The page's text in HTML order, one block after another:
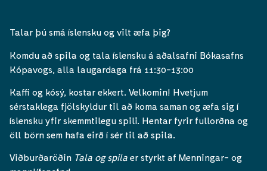
Talar þú smá íslensku og vilt æfa þig?
Komdu að spila og tala íslensku á aðalsafni Bókasafns
Kópavogs, alla laugardaga frá 11:30-13:00
Kaffi og kósý, kostar ekkert. Velkomin! Hvetjum
sérstaklega fjölskyldur til að koma saman og æfa sig í
íslensku yfir skemmtilegu spili. Hentar fyrir fullorðna og
öll börn sem hafa eirð í sér til að spila.
Viðburðaröðin Tala og spila er styrkt af Menningar- og